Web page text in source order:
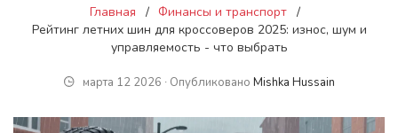
Главная
Финансы и транспорт
Рейтинг летних шин для кроссоверов 2025: износ, шум и
управляемость - что выбрать
марта 12 2026 ∙ Опубликовано Mishka Hussain